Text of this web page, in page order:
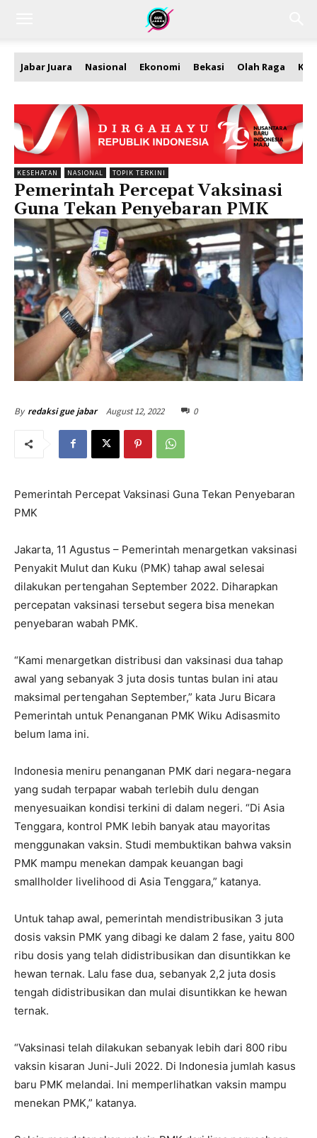
Jabar Juara Nasional Ekonomi Bekasi Olah Raga
KESEHATAN NASIONAL TOPIK TERKINI
Pemerintah Percepat Vaksinasi
Guna Tekan Penyebaran PMK
By redaksi gue jabar August 12, 2022 0
Pemerintah Percepat Vaksinasi Guna Tekan Penyebaran
PMK
Jakarta, 11 Agustus – Pemerintah menargetkan vaksinasi
Penyakit Mulut dan Kuku (PMK) tahap awal selesai
dilakukan pertengahan September 2022. Diharapkan
percepatan vaksinasi tersebut segera bisa menekan
penyebaran wabah PMK.
“Kami menargetkan distribusi dan vaksinasi dua tahap
awal yang sebanyak 3 juta dosis tuntas bulan ini atau
maksimal pertengahan September,” kata Juru Bicara
Pemerintah untuk Penanganan PMK Wiku Adisasmito
belum lama ini.
Indonesia meniru penanganan PMK dari negara-negara
yang sudah terpapar wabah terlebih dulu dengan
menyesuaikan kondisi terkini di dalam negeri. “Di Asia
Tenggara, kontrol PMK lebih banyak atau mayoritas
menggunakan vaksin. Studi membuktikan bahwa vaksin
PMK mampu menekan dampak keuangan bagi
smallholder livelihood di Asia Tenggara,” katanya.
Untuk tahap awal, pemerintah mendistribusikan 3 juta
dosis vaksin PMK yang dibagi ke dalam 2 fase, yaitu 800
ribu dosis yang telah didistribusikan dan disuntikkan ke
hewan ternak. Lalu fase dua, sebanyak 2,2 juta dosis
tengah didistribusikan dan mulai disuntikkan ke hewan
ternak.
“Vaksinasi telah dilakukan sebanyak lebih dari 800 ribu
vaksin kisaran Juni-Juli 2022. Di Indonesia jumlah kasus
baru PMK melandai. Ini memperlihatkan vaksin mampu
menekan PMK,” katanya.